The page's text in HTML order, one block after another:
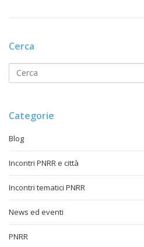
Cerca
Categorie
Blog
Incontri PNRR e città
Incontri tematici PNRR
News ed eventi
PNRR